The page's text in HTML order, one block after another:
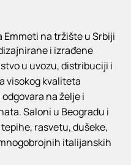
na tržište u Srbiji
i izrađene
u uvozu, distribuciji i
visokog kvaliteta
na želje i
Saloni u Beogradu i
rasvetu, dušeke,
italijanskih